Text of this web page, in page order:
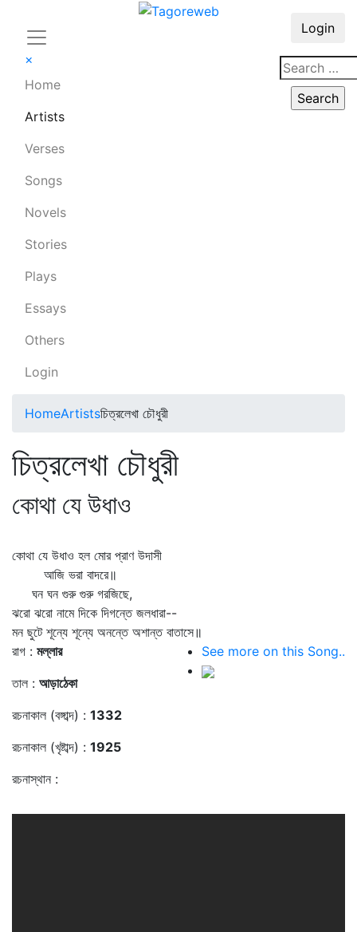
×
Home
Artists
Verses
Songs
Novels
Stories
Plays
Essays
Others
Login
Login
HomeArtistsচিত্রলেখা চৌধুরী
চিত্রলেখা চৌধুরী
কোথা যে উধাও
কোথা যে উধাও হল মোর প্রাণ উদাসী
আজি ভরা বাদরে॥
ঘন ঘন গুরু গুরু গরজিছে,
ঝরো ঝরো নামে দিকে দিগন্তে জলধারা--
মন ছুটে শূন্যে শূন্যে অনন্তে অশান্ত বাতাসে॥
রাগ : মল্লার
তাল : আড়াঠেকা
রচনাকাল (বঙ্গাব্দ) : 1332
রচনাকাল (খৃষ্টাব্দ) : 1925
রচনাস্থান :
See more on this Song..